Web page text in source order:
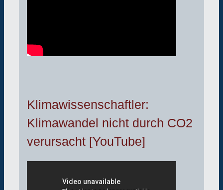
Klimawissenschaftler:
Klimawandel nicht durch CO2
verursacht [YouTube]